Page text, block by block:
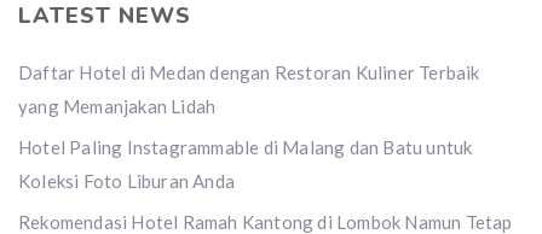
LATEST NEWS
Daftar Hotel di Medan dengan Restoran Kuliner Terbaik
yang Memanjakan Lidah
Hotel Paling Instagrammable di Malang dan Batu untuk
Koleksi Foto Liburan Anda
Rekomendasi Hotel Ramah Kantong di Lombok Namun Tetap